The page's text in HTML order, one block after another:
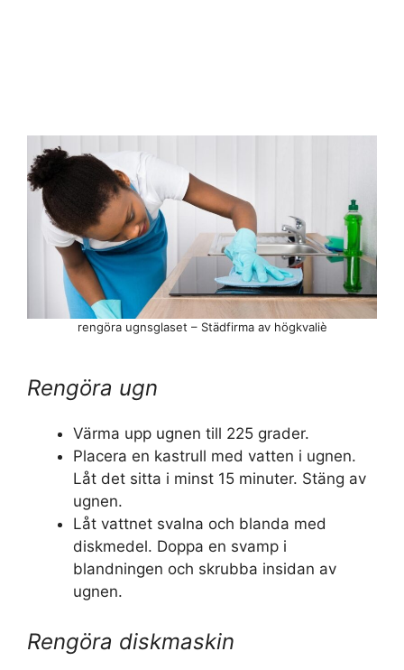
Rengöra ugn
Värma upp ugnen till 225 grader.
Placera en kastrull med vatten i ugnen.
Låt det sitta i minst 15 minuter. Stäng av
ugnen.
Låt vattnet svalna och blanda med
diskmedel. Doppa en svamp i
blandningen och skrubba insidan av
ugnen.
Rengöra diskmaskin
rengöra ugnsglaset – Städfirma av högkvaliè